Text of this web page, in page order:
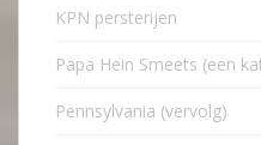
KPN persterijen
Papa Hein Smeets (een
Pennsylvania (vervolg)